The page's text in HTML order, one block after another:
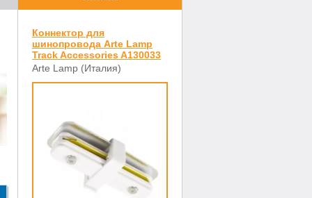
Коннектор для
шинопровода Arte Lamp
Track Accessories A130033
Arte Lamp (Италия)